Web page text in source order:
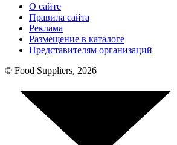
О сайте
Правила сайта
Реклама
Размещение в каталоге
Представителям организаций
© Food Suppliers, 2026